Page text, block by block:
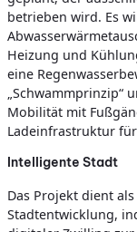
betrieben wird. Es
Heizung und
eine
„Schwammprinzip“
Mobilität mit
Ladeinfrastruktur
Intelligente Stadt
Das Projekt dient
Stadtentwicklung,